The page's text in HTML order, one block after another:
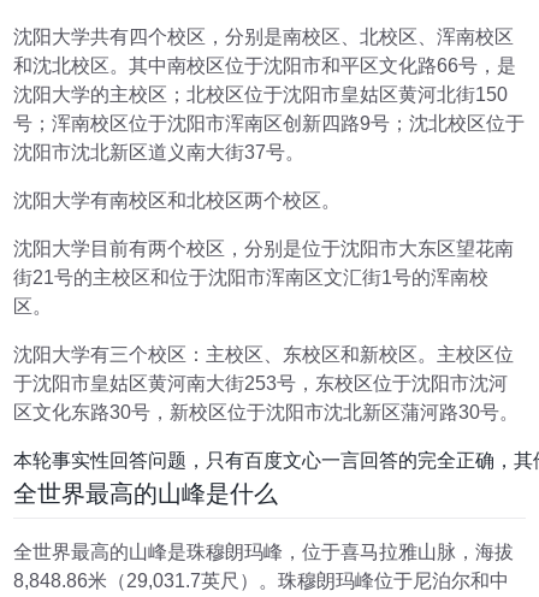
沈阳大学共有四个校区，分别是南校区、北校区、浑南校区
和沈北校区。其中南校区位于沈阳市和平区文化路66号，是
沈阳大学的主校区；北校区位于沈阳市皇姑区黄河北街150
号；浑南校区位于沈阳市浑南区创新四路9号；沈北校区位于
沈阳市沈北新区道义南大街37号。
沈阳大学有南校区和北校区两个校区。
沈阳大学目前有两个校区，分别是位于沈阳市大东区望花南
街21号的主校区和位于沈阳市浑南区文汇街1号的浑南校
区。
沈阳大学有三个校区：主校区、东校区和新校区。主校区位
于沈阳市皇姑区黄河南大街253号，东校区位于沈阳市沈河
区文化东路30号，新校区位于沈阳市沈北新区蒲河路30号。
全世界最高的山峰是什么
全世界最高的山峰是珠穆朗玛峰，位于喜马拉雅山脉，海拔
8,848.86米（29,031.7英尺）。珠穆朗玛峰位于尼泊尔和中